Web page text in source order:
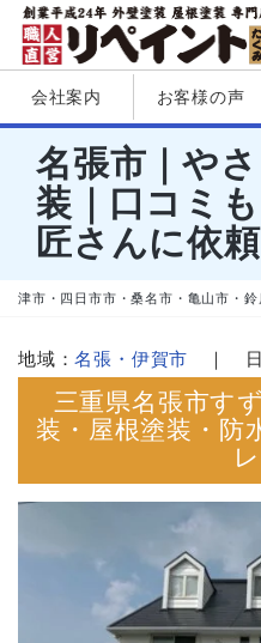
会社案内 お客様の声
名張市｜や
装｜口コミ
匠さんに依
津市・四日市市・桑名市・亀山市・
地域：名張・伊賀市 ｜ 日
三重県名張市す
装・屋根塗装・防